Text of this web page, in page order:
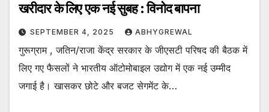
खरीदार के लिए एक नई सुबह : विनोद बापना
SEPTEMBER 4, 2025 ABHYGREWAL
गुरूग्राम , जतिन/राजा केंद्र सरकार के जीएसटी परिषद की बैठक में
लिए गए फैसलों ने भारतीय ऑटोमोबाइल उद्योग में एक नई उम्मीद
जगाई है। खासकर छोटे और बजट सेगमेंट के…